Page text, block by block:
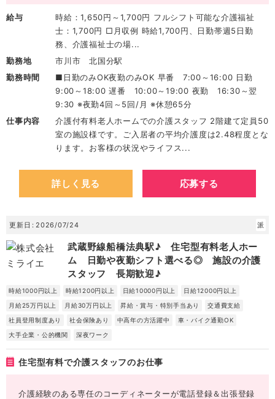
給与
時給：1,650円～1,700円 フルシフト可能な介護福祉
士：1,700円 □月収例 時給1,700円、日勤帯週5日勤
務、介護福祉士の場...
勤務地
市川市 北国分駅
勤務時間
■日勤のみOK夜勤のみOK 早番 7:00～16:00 日勤
9:00～18:00 遅番 10:00～19:00 夜勤 16:30～翌
9:30 ※夜勤4回～5回/月 ※休憩65分
仕事内容
介護付有料老人ホームでの介護スタッフ 2階建て定員50
室の施設様です。ご入居者の平均介護度は2.48程度とな
ります。お客様の状況やライフス...
詳しく見る 応募する
更新日 2026/07/24 派
武蔵野線船橋法典駅♪ 住宅型有料老人ホー
ム 日勤や夜勤シフト選べる◎ 施設の介護
スタッフ 長期歓迎♪
時給1000円以上 時給1200円以上 日給10000円以上
日給12000円以上
月給25万円以上
月給30万円以上 昇給・賞与・特別手当あり
交通費支給
社員登用制度あり
社会保険あり 中高年の方活躍中
車・バイク通勤OK
大手企業・公的機関
深夜ワーク
住宅型有料で介護スタッフのお仕事
介護経験のある専任のコーディネーターが電話登録＆出張登録